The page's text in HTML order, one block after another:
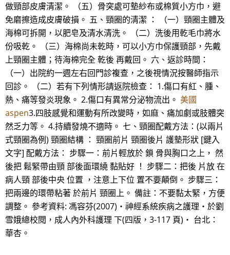
做頸部皮膚清潔。 （五）骨突處可墊紗布或棉質小方巾，避
免磨擦造成皮膚破損。 五、頸圈的清潔 ： （一）頸圈主體及
海棉可拆開，以肥皂及清水清洗。 （二）洗後用乾毛巾將水
份吸乾。 （三）海棉尚未乾時，可以小方巾保護頸部，先戴
上頸圈主體；待海棉完全 乾後 再戴回。 六、返診時間：
（一）出院約一週左右回門診複查，之後視情況按醫師指示
回診。 （二）若有下列情形請返院檢查： 1.傷口有紅、腫、
熱、痛等發炎現象。 2.傷口有異常分泌物流出。 美國
aspen3.四肢感覺和運動有所改變時，如麻、痛加劇或肢體突
然乏力等。 4.持續發燒不適時。 七、頸圈配戴方法：(以兩片
式頸圈為例) 頸圈結構 ： 頸圈前片 頸圈後片 護墊形狀 [鍵入
文字] 配戴方法： 步驟一：前片輕放於 鎖 骨與胸口之上， 然
後把 鬆緊帶由頸 部後面環繞 黏貼好 ！ 步驟二：把後 片放 在
病人頸 部後中央 位置 ，注意上下位 置不要顛倒。 步驟三：
把兩邊的環帶粘著 於前片 頸圈上。 備註：不要黏太緊，方便
調整。 參考資料: 馮容芬(2007)‧神經系統疾病之護理‧於劉
雪娥總校閱，成人內外科護理 下(四版，3-117 頁)‧ 台北：
華杏。